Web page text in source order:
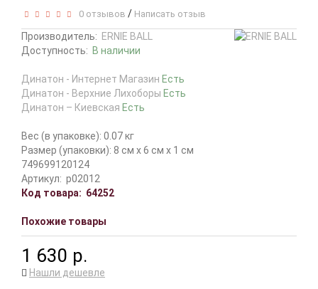
0 отзывов / Написать отзыв
Производитель: ERNIE BALL
Доступность: В наличии
Динатон - Интернет Магазин Есть
Динатон - Верхние Лихоборы Есть
Динатон – Киевская Есть
Вес (в упаковке): 0.07 кг
Размер (упаковки): 8 см x 6 см x 1 см
749699120124
Артикул: p02012
Код товара: 64252
Похожие товары
1 630 р.
Нашли дешевле